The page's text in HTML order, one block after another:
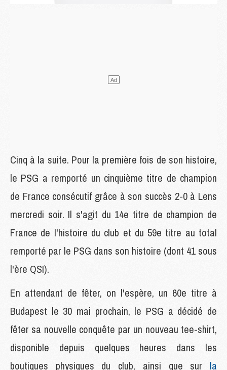
Cinq à la suite. Pour la première fois de son histoire,
le PSG a remporté un cinquième titre de champion
de France consécutif grâce à son succès 2-0 à Lens
mercredi soir. Il s'agit du 14e titre de champion de
France de l'histoire du club et du 59e titre au total
remporté par le PSG dans son histoire (dont 41 sous
l'ère QSI).
En attendant de fêter, on l'espère, un 60e titre à
Budapest le 30 mai prochain, le PSG a décidé de
fêter sa nouvelle conquête par un nouveau tee-shirt,
disponible depuis quelques heures dans les
boutiques physiques du club, ainsi que sur la